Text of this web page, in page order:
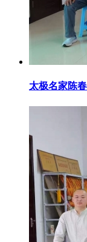
太极名家陈